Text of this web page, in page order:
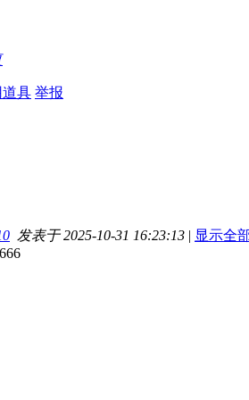
具 举报
发表于 2025-10-31 16:23:13 | 显示全